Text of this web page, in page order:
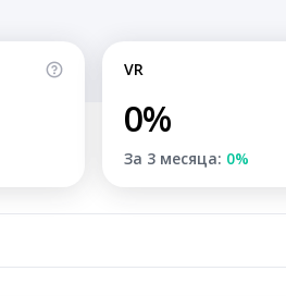
VR
0%
За 3 месяца: 0%